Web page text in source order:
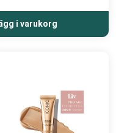
i varukorg